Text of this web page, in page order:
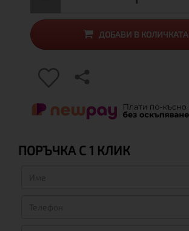
ДОБАВИ В КОЛИЧКАТА
ПОРЪЧКА С 1 КЛИК